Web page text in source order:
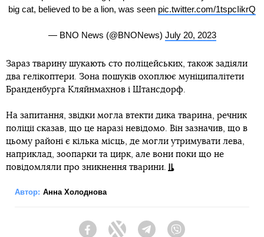
big cat, believed to be a lion, was seen pic.twitter.com/1tspcIikrQ
— BNO News (@BNONews) July 20, 2023
Зараз тварину шукають сто поліцейських, також задіяли
два гелікоптери. Зона пошуків охоплює муніципалітети
Бранденбурга Кляйнмахнов і Штансдорф.
На запитання, звідки могла втекти дика тварина, речник
поліції сказав, що це наразі невідомо. Він зазначив, що в
цьому районі є кілька місць, де могли утримувати лева,
наприклад, зоопарки та цирк, але вони поки що не
повідомляли про зникнення тварини.
Автор: Анна Холоднова